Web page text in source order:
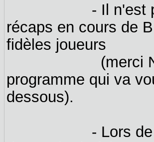
- Il n'est pas si
récaps en cours de
fidèles joueurs
(merci
programme qui va
dessous).
- Lors de la